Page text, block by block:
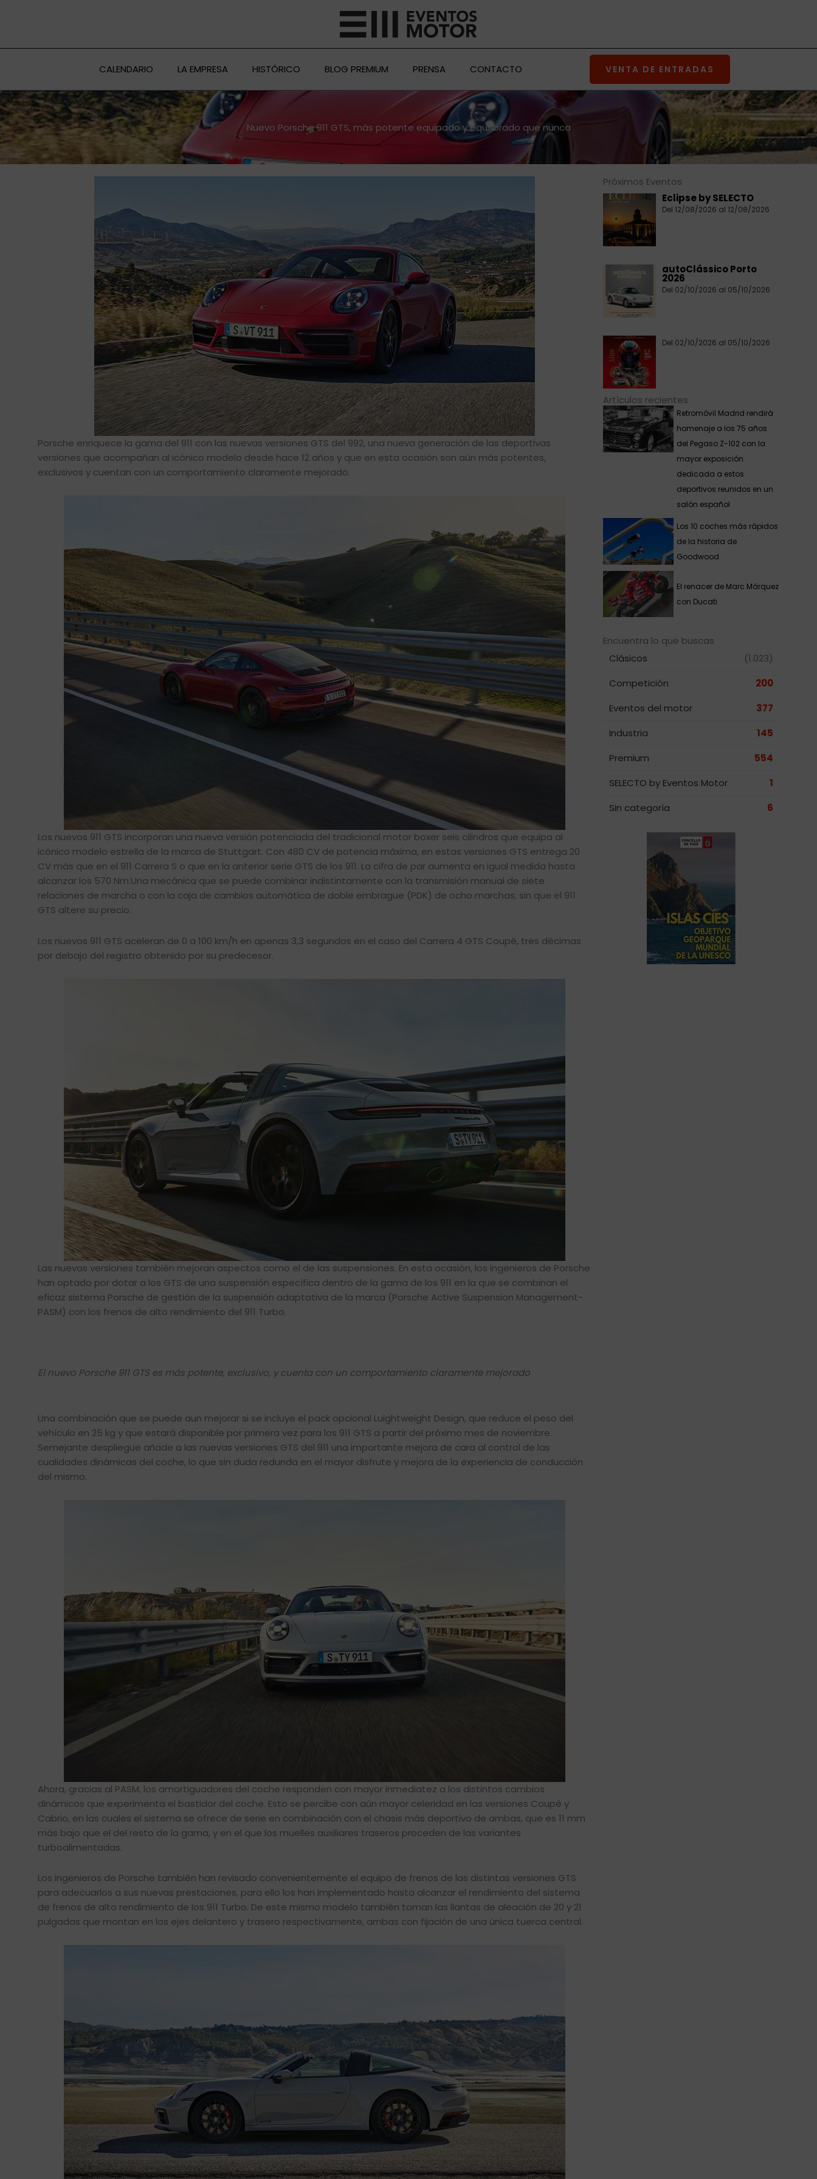
CALENDARIO LA EMPRESA HISTÓRICO BLOG PREMIUM PRENSA CONTACTO VENTA DE ENTRADAS
Nuevo Porsche 911 GTS, más potente equipado y equilibrado que nunca
Porsche enriquece la gama del 911 con las nuevas versiones GTS del 992, una nueva generación de las deportivas
versiones que acompañan al icónico modelo desde hace 12 años y que en esta ocasión son aún más potentes,
exclusivos y cuentan con un comportamiento claramente mejorado.
Los nuevos 911 GTS incorporan una nueva versión potenciada del tradicional motor boxer seis cilindros que equipa al
icónico modelo estrella de la marca de Stuttgart. Con 480 CV de potencia máxima, en estas versiones GTS entrega 20
CV más que en el 911 Carrera S o que en la anterior serie GTS de los 911. La cifra de par aumenta en igual medida hasta
alcanzar los 570 Nm.Una mecánica que se puede combinar indistintamente con la transmisión manual de siete
relaciones de marcha o con la caja de cambios automática de doble embrague (PDK) de ocho marchas, sin que el 911
GTS altere su precio.
Los nuevos 911 GTS aceleran de 0 a 100 km/h en apenas 3,3 segundos en el caso del Carrera 4 GTS Coupé, tres décimas
por debajo del registro obtenido por su predecesor.
Las nuevas versiones también mejoran aspectos como el de las suspensiones. En esta ocasión, los ingenieros de Porsche
han optado por dotar a los GTS de una suspensión específica dentro de la gama de los 911 en la que se combinan el
eficaz sistema Porsche de gestión de la suspensión adaptativa de la marca (Porsche Active Suspension Management-
PASM) con los frenos de alto rendimiento del 911 Turbo.
El nuevo Porsche 911 GTS es más potente, exclusivo, y cuenta con un comportamiento claramente mejorado
Una combinación que se puede aun mejorar si se incluye el pack opcional Luightweight Design, que reduce el peso del
vehículo en 25 kg y que estará disponible por primera vez para los 911 GTS a partir del próximo mes de noviembre.
Semejante despliegue añade a las nuevas versiones GTS del 911 una importante mejora de cara al control de las
cualidades dinámicas del coche, lo que sin duda redunda en el mayor disfrute y mejora de la experiencia de conducción
del mismo.
Ahora, gracias al PASM, los amortiguadores del coche responden con mayor inmediatez a los distintos cambios
dinámicos que experimenta el bastidor del coche. Esto se percibe con aún mayor celeridad en las versiones Coupé y
Cabrio, en las cuales el sistema se ofrece de serie en combinación con el chasis más deportivo de ambas, que es 11 mm
más bajo que el del resto de la gama, y en el que los muelles auxiliares traseros proceden de las variantes
turboalimentadas.
Los ingenieros de Porsche también han revisado convenientemente el equipo de frenos de las distintas versiones GTS
para adecuarlos a sus nuevas prestaciones, para ello los han implementado hasta alcanzar el rendimiento del sistema
de frenos de alto rendimiento de los 911 Turbo. De este mismo modelo también toman las llantas de aleación de 20 y 21
pulgadas que montan en los ejes delantero y trasero respectivamente, ambas con fijación de una única tuerca central.
Próximos Eventos
Eclipse by SELECTO
Del 12/08/2026 al 12/08/2026
autoClássico Porto
2026
Del 02/10/2026 al 05/10/2026
Del 02/10/2026 al 05/10/2026
Artículos recientes
Retromóvil Madrid rendirá
homenaje a los 75 años
del Pegaso Z-102 con la
mayor exposición
dedicada a estos
deportivos reunidos en un
salón español
Los 10 coches más rápidos
de la historia de
Goodwood
El renacer de Marc Márquez
con Ducati
Encuentra lo que buscas
Clásicos
(1.023)
Competición
200
Eventos del motor
377
Industria
145
Premium
554
SELECTO by Eventos Motor
1
Sin categoría
6